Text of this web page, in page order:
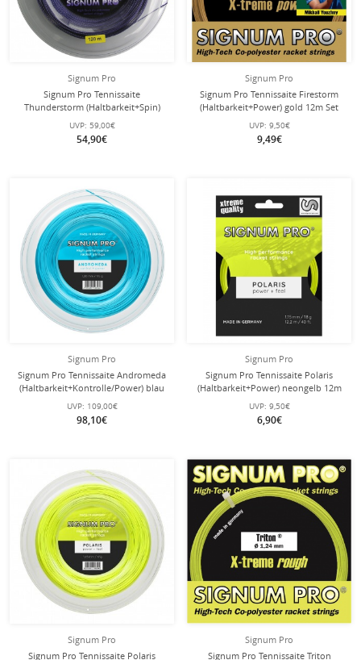
Signum Pro
Signum Pro Tennissaite
Thunderstorm (Haltbarkeit+Spin)
violett 120 Meter Rolle
UVP: 59,00€
54,90€
Signum Pro
Signum Pro Tennissaite Firestorm
(Haltbarkeit+Power) gold 12m Set
UVP: 9,50€
9,49€
Signum Pro
Signum Pro Tennissaite Andromeda
(Haltbarkeit+Kontrolle/Power) blau
200m Rolle
UVP: 109,00€
98,10€
Signum Pro
Signum Pro Tennissaite Polaris
(Haltbarkeit+Power) neongelb 12m
Set
UVP: 9,50€
6,90€
Signum Pro
Signum Pro Tennissaite Polaris
Signum Pro
Signum Pro Tennissaite Triton